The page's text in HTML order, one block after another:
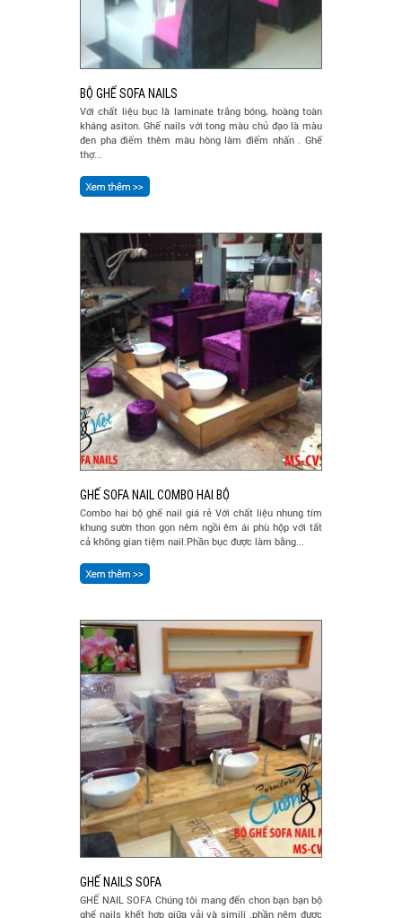
BỘ GHẾ SOFA NAILS
Với chất liệu bục là laminate trắng bóng, hoàng toàn
kháng asiton. Ghế nails với tong màu chủ đạo là màu
đen pha điểm thêm màu hòng làm điểm nhấn . Ghế
thợ...
GHẾ SOFA NAIL COMBO HAI BỘ
Combo hai bộ ghế nail giá rẻ Với chất liệu nhung tím
khung sườn thon gọn nêm ngồi êm ái phù hộp với tất
cả không gian tiệm nail.Phần bục được làm bằng...
GHẾ NAILS SOFA
GHẾ NAIL SOFA Chúng tôi mang đến chon bạn bạn bộ
ghế nails khết hợp giữa vải và simili .phần nệm được